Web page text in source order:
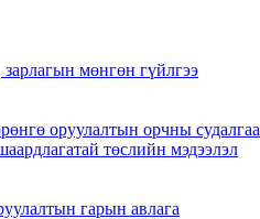
мөнгөн гүйлгээ
оруулалтын орчны судалгаа
төслийн мэдээлэл
гарын авлага